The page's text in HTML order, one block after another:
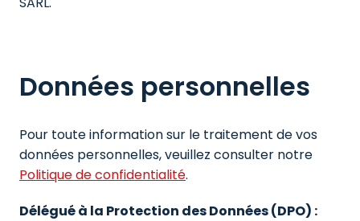
Données personnelles
Pour toute information sur le traitement de vos
Politique de confidentialité.
Délégué à la Protection des Données (DPO) :